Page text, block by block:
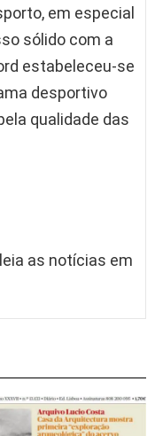
em especial
sólido com a
estabeleceu-se
desportivo
qualidade das
as notícias em